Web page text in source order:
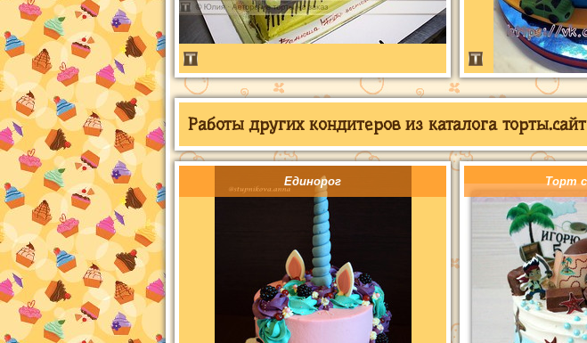
Работы других кондитеров из каталога
Единорог Торт